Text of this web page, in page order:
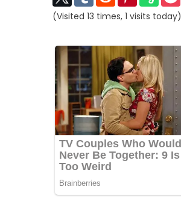
(Visited 13 times, 1 visits today)